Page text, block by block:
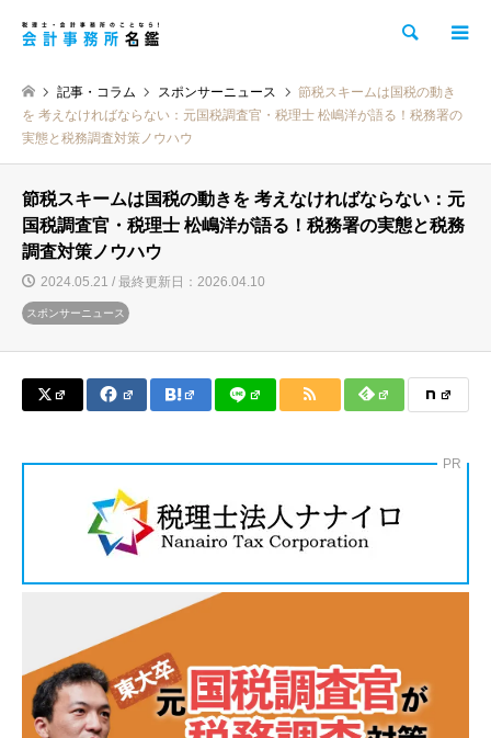
検索
記事・コラム スポンサーニュース
節税スキームは国税の動き
を 考えなければならない：元国税調査官・税理士 松嶋洋が語る！税務署の
実態と税務調査対策ノウハウ
節税スキームは国税の動きを 考えなければならない：元
国税調査官・税理士 松嶋洋が語る！税務署の実態と税務
調査対策ノウハウ
2024.05.21 / 最終更新日：2026.04.10
スポンサーニュース
PR